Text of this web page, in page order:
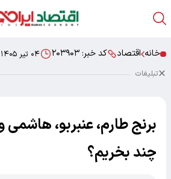
خانه اقتصاد کد خبر: ۲۰۳۹۰۳ ۰۴ تیر ۱۴۰۵ ۲۲:۰۱
تبلیغات
برنج طارم، عنبربو، هاشمی
چند بخریم؟